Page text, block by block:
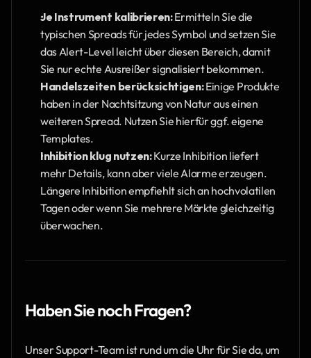
Je Instrument kalibrieren: Ermitteln Sie die
typischen Spreads für jedes Symbol und setzen Sie
das Alert-Level leicht über diesen Bereich, damit
Sie nur echte Ausreißer signalisiert bekommen.
Handelszeiten berücksichtigen: Einige Produkte
haben in der Nachtsitzung von Natur aus einen
weiteren Spread. Nutzen Sie hierfür ggf. eigene
Templates.
Inhibition klug nutzen: Kurze Inhibition liefert
mehr Details, kann aber viele Alarme erzeugen.
Längere Inhibition empfiehlt sich an hochvolatilen
Tagen oder wenn Sie mehrere Märkte gleichzeitig
überwachen.
Haben Sie noch Fragen?
Unser Support-Team ist rund um die Uhr für Sie da, um